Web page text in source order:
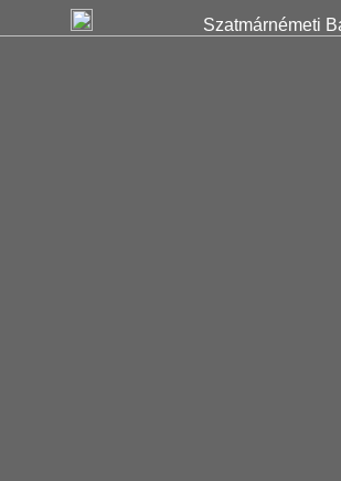
Szatmárnémeti